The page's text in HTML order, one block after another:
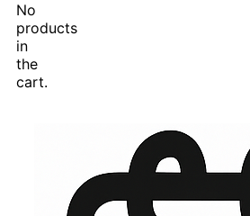
No
products
in
the
cart.